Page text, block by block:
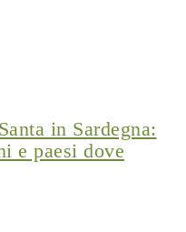
in Sardegna:
e paesi dove